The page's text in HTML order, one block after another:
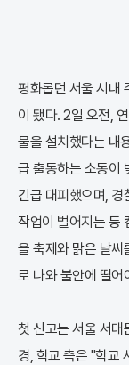
평화롭던 서울 시내
이 됐다. 2일 오전,
물을 설치했다는 내
급 출동하는 소동이
긴급 대피했으며, 경
작업이 벌어지는 등
을 축제와 맑은 날씨
로 나와 불안에 떨어
첫 신고는 서울 서
경, 학교 측은 "학교